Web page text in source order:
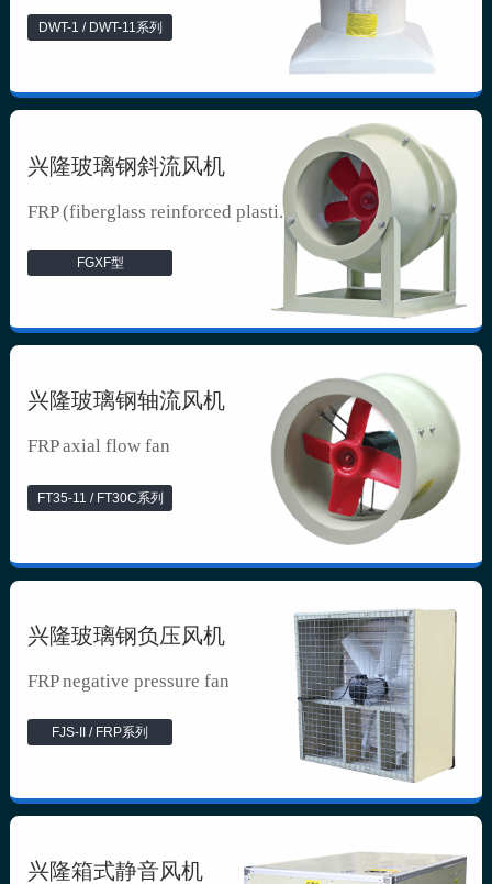
DWT-1 / DWT-11系列
兴隆玻璃钢斜流风机
FRP (fiberglass reinforced plasti...
FGXF型
兴隆玻璃钢轴流风机
FRP axial flow fan
FT35-11 / FT30C系列
兴隆玻璃钢负压风机
FRP negative pressure fan
FJS-II / FRP系列
兴隆箱式静音风机